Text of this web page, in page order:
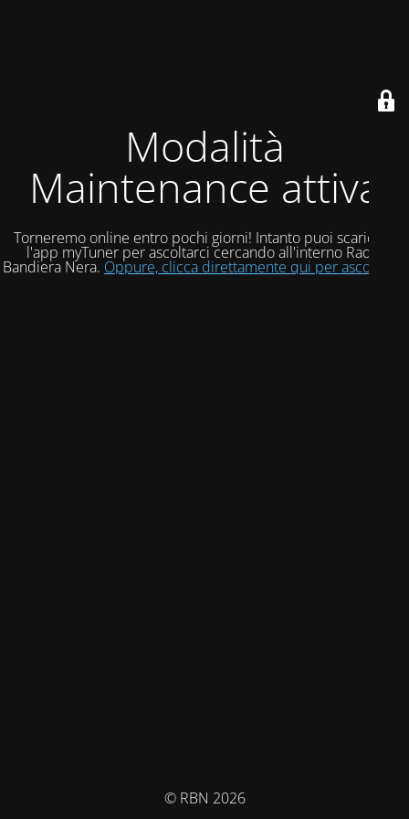
Modalità
Maintenance attiva
Torneremo online entro pochi giorni! Intanto puoi scaricare
l'app myTuner per ascoltarci cercando all'interno Radio
Bandiera Nera. Oppure, clicca direttamente qui per ascoltarci!
© RBN 2026